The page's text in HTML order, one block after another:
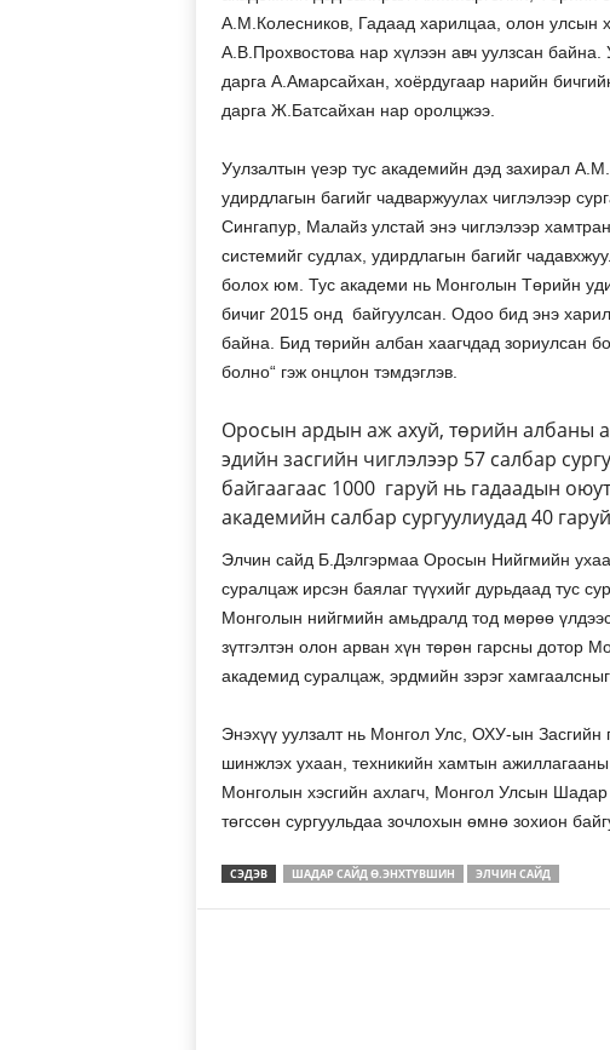
А.М.Колесников, Гадаад харилцаа, олон улсын
А.В.Прохвостова нар хүлээн авч уулзсан
дарга А.Амарсайхан, хоёрдугаар нарийн
дарга Ж.Батсайхан нар оролцжээ.
Уулзалтын үеэр тус академийн дэд захирал
удирдлагын багийг чадваржуулах чиглэлээр
Сингапур, Малайз улстай энэ чиглэлээр
системийг судлах, удирдлагын багийг
болох юм. Тус академи нь Монголын Төрийн
бичиг 2015 онд байгуулсан. Одоо бид энэ
байна. Бид төрийн албан хаагчдад зориулсан
болно“ гэж онцлон тэмдэглэв.
Оросын ардын аж ахуй, төрийн албаны
эдийн засгийн чиглэлээр 57 салбар
байгаагаас 1000 гаруй нь гадаадын
академийн салбар сургуулиудад 40
Элчин сайд Б.Дэлгэрмаа Оросын Нийгмийн
суралцаж ирсэн баялаг түүхийг дурьдаад тус
Монголын нийгмийн амьдралд тод мөрөө
зүтгэлтэн олон арван хүн төрөн гарсны дотор
академид суралцаж, эрдмийн зэрэг хамгаалсныг
Энэхүү уулзалт нь Монгол Улс, ОХУ-ын Засгийн
шинжлэх ухаан, техникийн хамтын
Монголын хэсгийн ахлагч, Монгол Улсын
төгссөн сургуульдаа зочлохын өмнө зохион
СЭДЭВ ШАДАР САЙД Ө.ЭНХТҮВШИН ЭЛЧИН САЙД